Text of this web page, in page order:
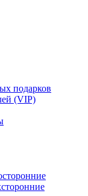
подарков
(VIP)